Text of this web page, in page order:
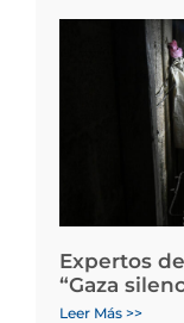
Expertos
“Gaza
Leer Más >>